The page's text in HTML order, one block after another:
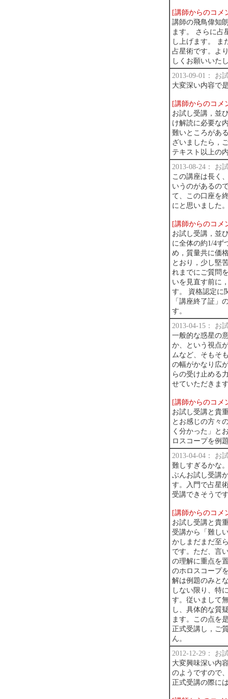
[講師からのコメ
講師の飛鳥偉知
ます。 さらに占
し上げます。 ま
占星術です。よ
しくお願いいた
2013-09-01： お
大変深い内容で
[講師からのコメ
お試し受講，並
け解読に必要な
難いところがあ
ざいましたら，
テキスト以上の
2013-08-24： お
この講座は長く
いうのがあるの
て、この口座を
にと思いました
[講師からのコメ
お試し受講，並
に全体の約1/4ず
め，質量共に価
とおり，少し堅
れまでにご質問
いを見直す前に
す。 資格認定に
「講座終了証」
す。
2013-04-15： お
一般的な惑星の
か、という視点
ムなど、そもそ
の幅がかなり広
らの受け止める
せていただきま
[講師からのコメ
お試し受講と貴
とお感じの方々
く分かった」と
ロスコープを例
2013-04-04： お
難しすぎるかな
ぶんお試し受講
す。入門で占星
受講できそうで
[講師からのコメ
お試し受講と貴
受講から「難し
かしまだまだ至
です。ただ、言
の理解に重点を
のホロスコープ
解は例題のみと
しない限り、特
す。従いまして
し、具体的な質
ます。この点を
正式受講し，ご
ん。
2012-12-29： お
大変興味深い内
のようですので
正式受講の際に